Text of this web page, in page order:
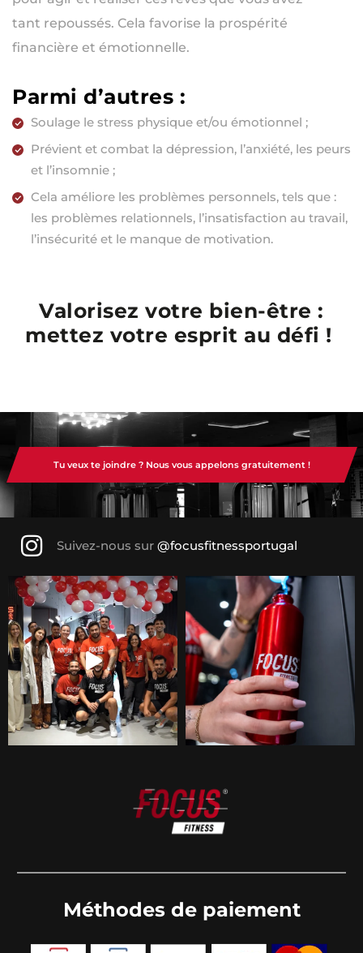
tant repoussés. Cela favorise la prospérité
financière et émotionnelle.
Parmi d’autres :
Soulage le stress physique et/ou émotionnel ;
Prévient et combat la dépression, l’anxiété, les peurs
et l’insomnie ;
Cela améliore les problèmes personnels, tels que :
les problèmes relationnels, l’insatisfaction au travail,
l’insécurité et le manque de motivation.
Valorisez votre bien-être :
mettez votre esprit au défi !
Tu veux te joindre ? Nous vous appelons gratuitement !
Suivez-nous sur @focusfitnessportugal
Méthodes de paiement